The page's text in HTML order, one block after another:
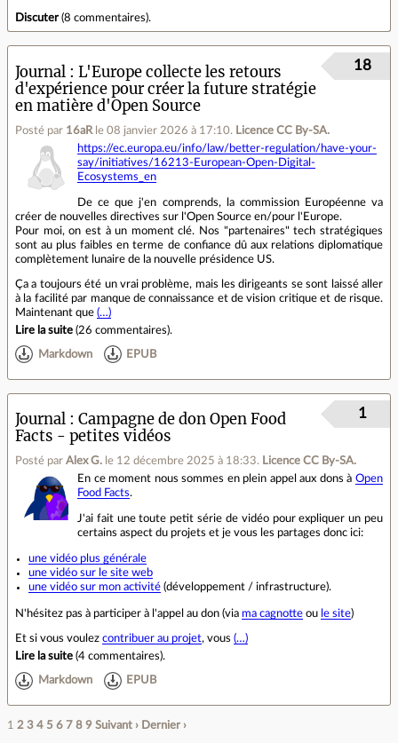
Discuter(8 commentaires).
Journal
L'Europe collecte les retours
d'expérience pour créer la future stratégie
en matière d'Open Source
Posté par 16aR le 08 janvier 2026 à 17:10. Licence CC By‑SA.
18
https://ec.europa.eu/info/law/better-regulation/have-your-
say/initiatives/16213-European-Open-Digital-
Ecosystems_en
De ce que j'en comprends, la commission Européenne va
créer de nouvelles directives sur l'Open Source en/pour l'Europe.
Pour moi, on est à un moment clé. Nos "partenaires" tech stratégiques
sont au plus faibles en terme de confiance dû aux relations diplomatique
complètement lunaire de la nouvelle présidence US.
Ça a toujours été un vrai problème, mais les dirigeants se sont laissé aller
à la facilité par manque de connaissance et de vision critique et de risque.
Maintenant que (…)
Lire la suite (26 commentaires).
Markdown EPUB
Journal
Campagne de don Open Food
Facts - petites vidéos
Posté par Alex G. le 12 décembre 2025 à 18:33. Licence CC By‑SA.
1
En ce moment nous sommes en plein appel aux dons à Open
Food Facts.
J'ai fait une toute petit série de vidéo pour expliquer un peu
certains aspect du projets et je vous les partages donc ici:
une vidéo plus générale
une vidéo sur le site web
une vidéo sur mon activité (développement / infrastructure).
N'hésitez pas à participer à l'appel au don (via ma cagnotte ou le site)
Et si vous voulez contribuer au projet, vous (…)
Lire la suite (4 commentaires).
Markdown EPUB
1 2 3 4 5 6 7 8 9 Suivant › Dernier ›